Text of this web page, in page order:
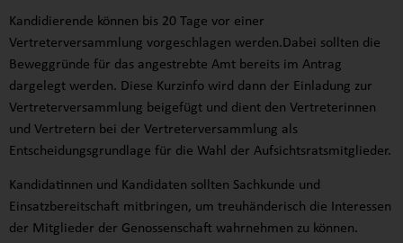
Kandidierende können bis 20 Tage vor einer
Vertreterversammlung vorgeschlagen werden.Dabei sollten die
Beweggründe für das angestrebte Amt bereits im Antrag
dargelegt werden. Diese Kurzinfo wird dann der Einladung zur
Vertreterversammlung beigefügt und dient den Vertreterinnen
und Vertretern bei der Vertreterversammlung als
Entscheidungsgrundlage für die Wahl der Aufsichtsratsmitglieder.
Kandidatinnen und Kandidaten sollten Sachkunde und
Einsatzbereitschaft mitbringen, um treuhänderisch die Interessen
der Mitglieder der Genossenschaft wahrnehmen zu können.